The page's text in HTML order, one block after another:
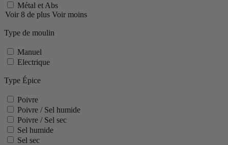
Métal et Abs
Voir 8 de plus Voir moins
Type de moulin
Manuel
Electrique
Type Épice
Poivre
Poivre / Sel humide
Poivre / Sel sec
Sel humide
Sel sec